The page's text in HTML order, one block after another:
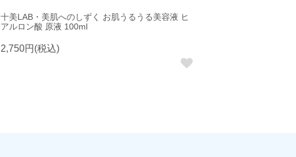
十美LAB・美肌へのしずく お肌うるうる美容液 ヒ
アルロン酸 原液 100ml
2,750円(税込)